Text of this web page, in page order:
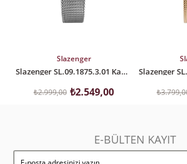
SEPETE EKLESlazenger
Slazenger SL.09.1875.3.01 Kadın Kol Saati
₺2.549,00
₺2.999,00
SEPETE
E-BÜLTEN KAYIT